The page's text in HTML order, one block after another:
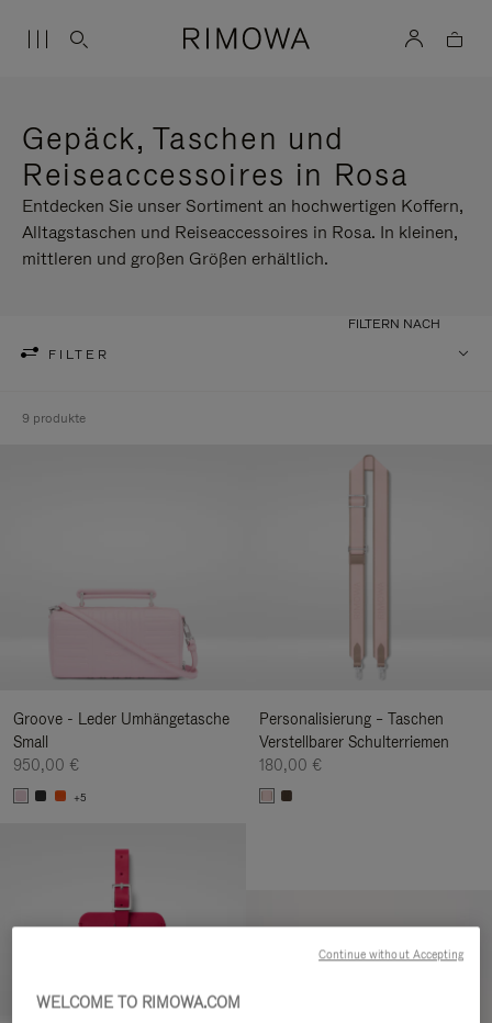
Gepäck, Taschen und
Reiseaccessoires in Rosa
Entdecken Sie unser Sortiment an hochwertigen Koffern,
Alltagstaschen und Reiseaccessoires in Rosa. In kleinen,
mittleren und großen Größen erhältlich.
FILTER
FILTERN NACH
9 produkte
Groove - Leder Umhängetasche
Small
950,00 €
+5
Personalisierung – Taschen
Verstellbarer Schulterriemen
180,00 €
WELCOME TO RIMOWA.COM
Continue without Accepting